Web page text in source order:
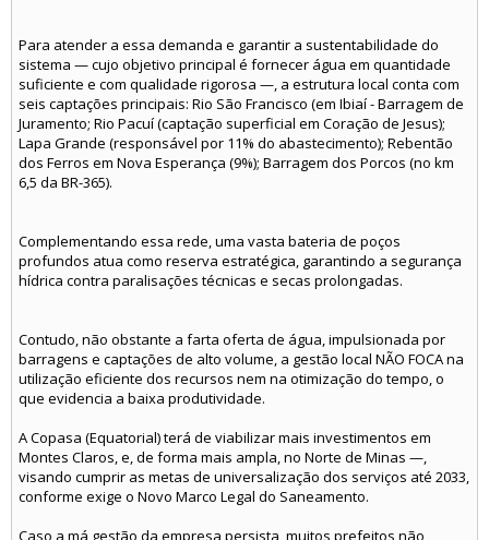
Para atender a essa demanda e garantir a sustentabilidade do
sistema — cujo objetivo principal é fornecer água em quantidade
suficiente e com qualidade rigorosa —, a estrutura local conta com
seis captações principais: Rio São Francisco (em Ibiaí - Barragem de
Juramento; Rio Pacuí (captação superficial em Coração de Jesus);
Lapa Grande (responsável por 11% do abastecimento); Rebentão
dos Ferros em Nova Esperança (9%); Barragem dos Porcos (no km
6,5 da BR-365).
Complementando essa rede, uma vasta bateria de poços
profundos atua como reserva estratégica, garantindo a segurança
hídrica contra paralisações técnicas e secas prolongadas.
Contudo, não obstante a farta oferta de água, impulsionada por
barragens e captações de alto volume, a gestão local NÃO FOCA na
utilização eficiente dos recursos nem na otimização do tempo, o
que evidencia a baixa produtividade.
A Copasa (Equatorial) terá de viabilizar mais investimentos em
Montes Claros, e, de forma mais ampla, no Norte de Minas —,
visando cumprir as metas de universalização dos serviços até 2033,
conforme exige o Novo Marco Legal do Saneamento.
Caso a má gestão da empresa persista, muitos prefeitos não